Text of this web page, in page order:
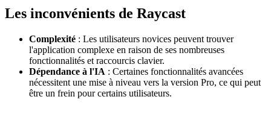
Les inconvénients de Raycast
Complexité : Les utilisateurs novices peuvent trouver
l'application complexe en raison de ses nombreuses
fonctionnalités et raccourcis clavier.
Dépendance à l'IA : Certaines fonctionnalités avancées
nécessitent une mise à niveau vers la version Pro, ce qui peut
être un frein pour certains utilisateurs.